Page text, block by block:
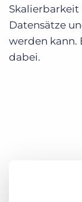
Datensätze
werden kann.
dabei.